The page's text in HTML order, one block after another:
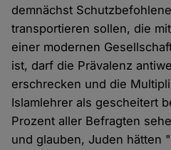
demnächst
transportieren sollen, die
einer modernen
ist, darf die Prävalenz
erschrecken und die
Islamlehrer als gescheitert
Prozent aller Befragten
und glauben, Juden hätten